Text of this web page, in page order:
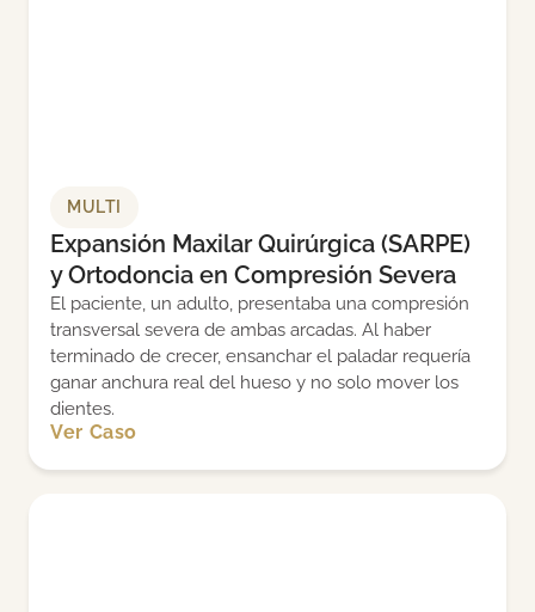
MULTI
Expansión Maxilar Quirúrgica (SARPE)
y Ortodoncia en Compresión Severa
El paciente, un adulto, presentaba una compresión
transversal severa de ambas arcadas. Al haber
terminado de crecer, ensanchar el paladar requería
ganar anchura real del hueso y no solo mover los
dientes.
Ver Caso